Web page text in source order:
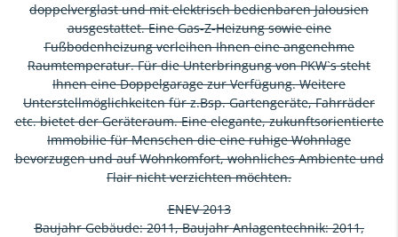
doppelverglast und mit elektrisch bedienbaren Jalousien
ausgestattet. Eine Gas-Z-Heizung sowie eine
Fußbodenheizung verleihen Ihnen eine angenehme
Raumtemperatur. Für die Unterbringung von PKW`s steht
Ihnen eine Doppelgarage zur Verfügung. Weitere
Unterstellmöglichkeiten für z.Bsp. Gartengeräte, Fahrräder
etc. bietet der Geräteraum. Eine elegante, zukunftsorientierte
Immobilie für Menschen die eine ruhige Wohnlage
bevorzugen und auf Wohnkomfort, wohnliches Ambiente und
Flair nicht verzichten möchten.
ENEV 2013
Baujahr Gebäude: 2011, Baujahr Anlagentechnik: 2011,